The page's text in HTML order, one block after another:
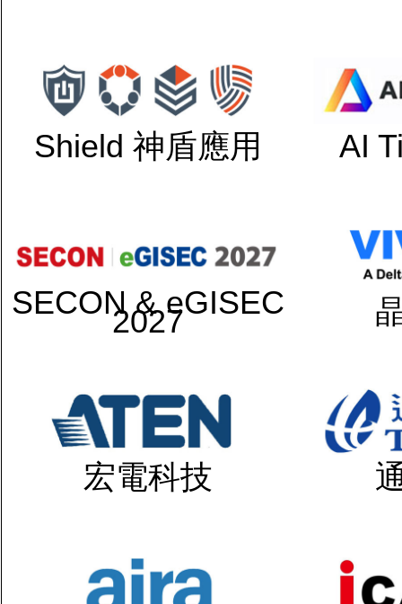
Shield 神盾應用 AI
SECON & eGISEC
2027
宏電科技